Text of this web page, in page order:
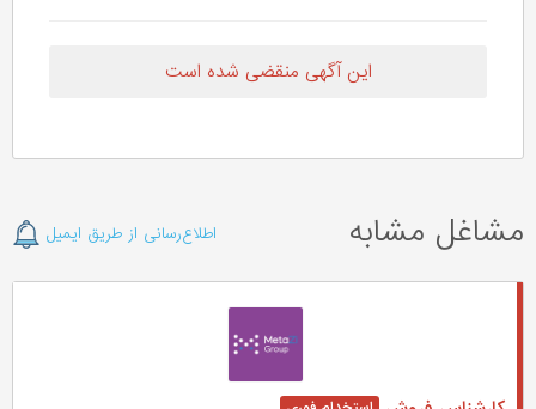
این آگهی منقضی شده است
مشاغل مشابه اطلاع‌رسانی از طریق ایمیل